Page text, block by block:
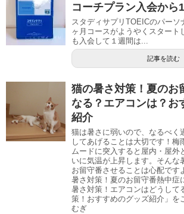
コーチプラン入会から
スタディサプリTOEICのパーソ
ヶ月コースがようやくスタート
も入会して１週間は...
記事を読む
猫の暑さ対策！夏のお
なる？エアコンは？お
紹介
猫は暑さに弱いので、なるべく
してあげることは大切です！梅
ムードに突入すると屋内・屋外
いに気温が上昇します。そんな
お留守番させることは心配です
暑さ対策！夏のお留守番熱中症
暑さ対策！エアコンはどうして
策！おすすめのグッズ紹介」を
むぎ